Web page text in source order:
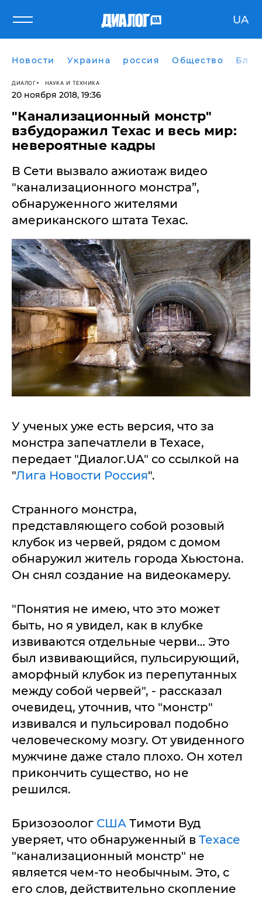
UA
Новости Украина россия Общество
ДИАЛОГ НАУКА И ТЕХНИКА
20 ноября 2018, 19:36
​"Канализационный монстр"
взбудоражил Техас и весь мир:
невероятные кадры
В Сети вызвало ажиотаж видео
"канализационного монстра”,
обнаруженного жителями
американского штата Техас.
У ученых уже есть версия, что за
монстра запечатлели в Техасе,
передает "Диалог.UA" со ссылкой на
"Лига Новости Россия".
Странного монстра,
представляющего собой розовый
клубок из червей, рядом с домом
обнаружил житель города Хьюстона.
Он снял создание на видеокамеру.
"Понятия не имею, что это может
быть, но я увидел, как в клубке
извиваются отдельные черви… Это
был извивающийся, пульсирующий,
аморфный клубок из перепутанных
между собой червей", - рассказал
очевидец, уточнив, что "монстр"
извивался и пульсировал подобно
человеческому мозгу. От увиденного
мужчине даже стало плохо. Он хотел
прикончить существо, но не
решился.
Бризозоолог США Тимоти Вуд
уверяет, что обнаруженный в Техасе
"канализационный монстр" не
является чем-то необычным. Это, с
его слов, действительно скопление